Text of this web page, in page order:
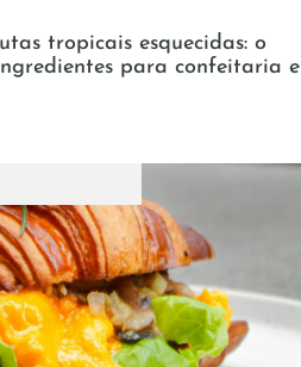
tropicais esquecidas: o
para confeitaria e